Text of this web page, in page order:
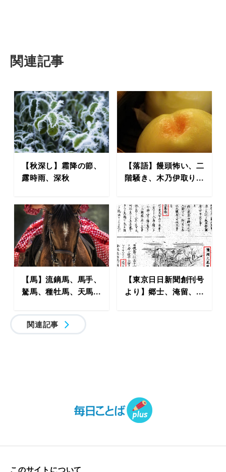
関連記事
【秋深し】霜降の節、
露時雨、深秋
【落語】饅頭怖い、二
階騒き、木乃伊取り...
【馬】流鏑馬、馬手、
駑馬、種牡馬、天馬...
【東京日日新聞創刊号
より】郷士、淹留、...
関連記事
このサイトについて